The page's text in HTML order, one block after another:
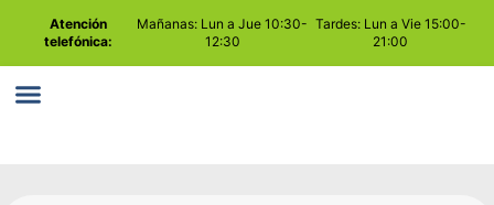
Atención
telefónica:
Mañanas: Lun a Jue 10:30-
12:30
Tardes: Lun a Vie 15:00-
21:00